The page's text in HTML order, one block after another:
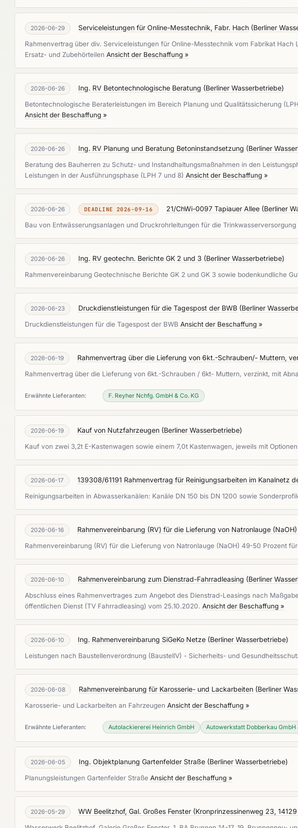
2026-06-29 Serviceleistungen für Online-Messtechnik, Fabr. Hach (Berliner
Rahmenvertrag über div. Serviceleistungen für Online-Messtechnik vom Fabrikat
Ersatz- und Zubehörteilen Ansicht der Beschaffung »
2026-06-26 Ing. RV Betontechnologische Beratung (Berliner Wasserbetriebe)
Betontechnologische Beraterleistungen im Bereich Planung und Qualitätssicherung
Ansicht der Beschaffung »
2026-06-26 Ing. RV Planung und Beratung Betoninstandsetzung (Berliner
Beratung des Bauherren zu Schutz- und Instandhaltungsmaßnahmen in den
Leistungen in der Ausführungsphase (LPH 7 und 8) Ansicht der Beschaffung »
2026-06-26 DEADLINE 2026-09-16 21/ChWi-0097 Tapiauer Allee (Berliner
Bau von Entwässerungsanlagen und Druckrohrleitungen für die Trinkwasserversorgung
2026-06-26 Ing. RV geotechn. Berichte GK 2 und 3 (Berliner Wasserbetriebe)
Rahmenvereinbarung Geotechnische Berichte GK 2 und GK 3 sowie bodenkundliche
2026-06-23 Druckdienstleistungen für die Tagespost der BWB (Berliner
Druckdienstleistungen für die Tagespost der BWB Ansicht der Beschaffung »
2026-06-19 Rahmenvertrag über die Lieferung von 6kt.-Schrauben/- Muttern,
Rahmenvertrag über die Lieferung von 6kt.-Schrauben / 6kt- Muttern, verzinkt, mit
Erwähnte Lieferanten: F. Reyher Nchfg. GmbH & Co. KG
2026-06-19 Kauf von Nutzfahrzeugen (Berliner Wasserbetriebe)
Kauf von zwei 3,2t E-Kastenwagen sowie einem 7,0t Kastenwagen, jeweils mit
2026-06-17 139308/61191 Rahmenvertrag für Reinigungsarbeiten im Kanalnetz
Reinigungsarbeiten in Abwasserkanälen: Kanäle DN 150 bis DN 1200 sowie
2026-06-16 Rahmenvereinbarung (RV) für die Lieferung von Natronlauge
Rahmenvereinbarung (RV) für die Lieferung von Natronlauge (NaOH) 49-50 Prozent
2026-06-10 Rahmenvereinbarung zum Dienstrad-Fahrradleasing (Berliner
Abschluss eines Rahmenvertrages zum Angebot des Dienstrad-Leasings nach
öffentlichen Dienst (TV Fahrradleasing) vom 25.10.2020. Ansicht der Beschaffung »
2026-06-10 Ing. Rahmenvereinbarung SiGeKo Netze (Berliner Wasserbetriebe)
Leistungen nach Baustellenverordnung (BaustellV) - Sicherheits- und
2026-06-08 Rahmenvereinbarung für Karosserie- und Lackarbeiten (Berliner
Karosserie- und Lackarbeiten an Fahrzeugen Ansicht der Beschaffung »
Erwähnte Lieferanten: Autolackiererei Heinrich GmbH Autowerkstatt Dobberkau GmbH
2026-06-05 Ing. Objektplanung Gartenfelder Straße (Berliner Wasserbetriebe)
Planungsleistungen Gartenfelder Straße Ansicht der Beschaffung »
2026-05-29 WW Beelitzhof, Gal. Großes Fenster (Kronprinzessinenweg 23,